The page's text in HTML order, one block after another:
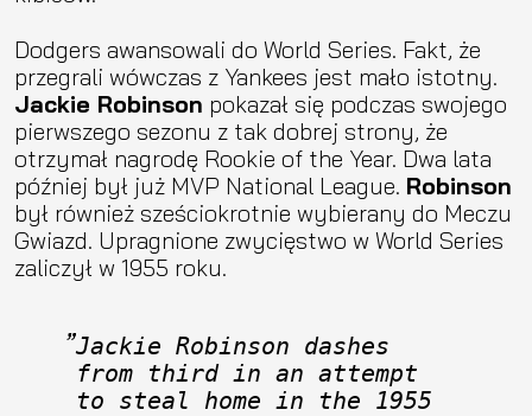
Dodgers awansowali do World Series. Fakt, że
przegrali wówczas z Yankees jest mało istotny.
Jackie Robinson pokazał się podczas swojego
pierwszego sezonu z tak dobrej strony, że
otrzymał nagrodę Rookie of the Year. Dwa lata
później był już MVP National League. Robinson
był również sześciokrotnie wybierany do Meczu
Gwiazd. Upragnione zwycięstwo w World Series
zaliczył w 1955 roku.
Jackie Robinson dashes
from third in an attempt
to steal home in the 1955